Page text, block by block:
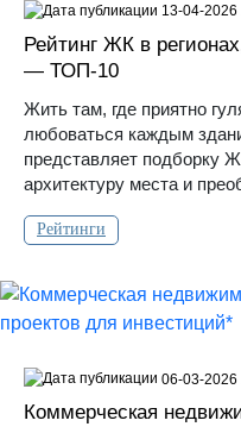
Рейтинг ЖК в
— ТОП-10
Жить там, где приятно
любоваться каждым
представляет подборку
архитектуру места и
Рейтинги
13-04-2026
Коммерческая
06-03-2026